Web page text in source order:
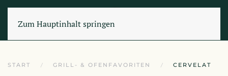
Zum Hauptinhalt springen
START GRILL- & OFENFAVORITEN CERVELAT